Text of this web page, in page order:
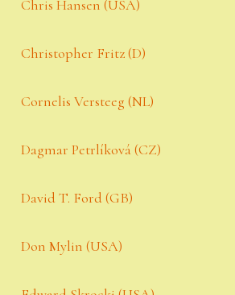
Chris Hansen (USA)
Christopher Fritz (D)
Cornelis Versteeg (NL)
Dagmar Petrlíková (CZ)
David T. Ford (GB)
Don Mylin (USA)